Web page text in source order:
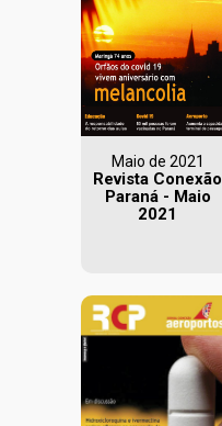
Maio de 2021
Revista Conexão
Paraná - Maio
2021